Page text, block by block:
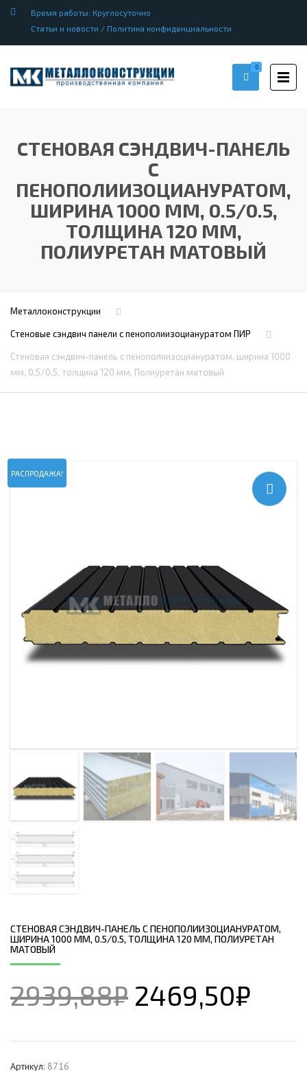
Время работы: Круглосуточно
Статьи и новости / Политика конфиденциальности
0
СТЕНОВАЯ СЭНДВИЧ-ПАНЕЛЬ
С
ПЕНОПОЛИИЗОЦИАНУРАТОМ,
ШИРИНА 1000 ММ, 0.5/0.5,
ТОЛЩИНА 120 ММ,
ПОЛИУРЕТАН МАТОВЫЙ
Металлоконструкции
Стеновые сэндвич панели с пенополиизоциануратом ПИР
Стеновая сэндвич-панель с пенополиизоциануратом, ширина 1000
мм, 0.5/0.5, толщина 120 мм, Полиуретан матовый
РАСПРОДАЖА!
СТЕНОВАЯ СЭНДВИЧ-ПАНЕЛЬ С ПЕНОПОЛИИЗОЦИАНУРАТОМ,
ШИРИНА 1000 ММ, 0.5/0.5, ТОЛЩИНА 120 ММ, ПОЛИУРЕТАН
МАТОВЫЙ
2939,88₽ 2469,50₽
Артикул: 8716